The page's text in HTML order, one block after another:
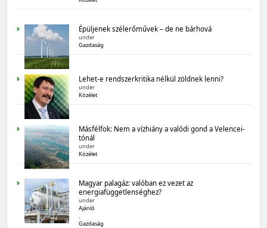
Magyarország számokban: Államadósság
MAGYARORSZÁG SZÁMOKBAN
Magyarország számokban: biogazdálkodás
Épüljenek szélerőművek – de ne bárhová
under
Gazdaság
Lehet-e rendszerkritika nélkül zöldnek lenni?
under
Közélet
Másfélfok: Nem a vízhiány a valódi gond a Velencei-
tónál
under
Közélet
Magyar palagáz: valóban ez vezet az
energiafüggetlenséghez?
under
Ajánló
,
Gazdaság